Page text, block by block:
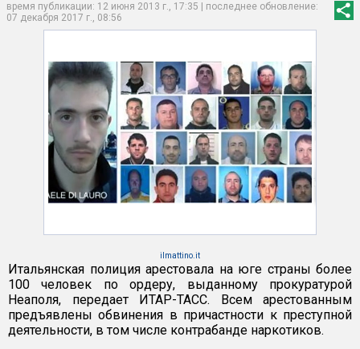
время публикации: 12 июня 2013 г., 17:35 | последнее обновление:
07 декабря 2017 г., 08:56
ilmattino.it
Итальянская полиция арестовала на юге страны более
100 человек по ордеру, выданному прокуратурой
Неаполя, передает ИТАР-ТАСС. Всем арестованным
предъявлены обвинения в причастности к преступной
деятельности, в том числе контрабанде наркотиков.